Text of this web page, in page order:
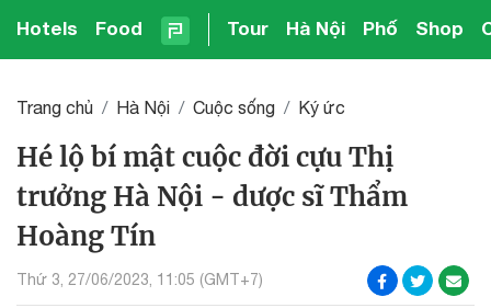
Hotels Food Tour Hà Nội Phố Shop
Trang chủ Hà Nội Cuộc sống Ký ức
Hé lộ bí mật cuộc đời cựu Thị
trưởng Hà Nội - dược sĩ Thẩm
Hoàng Tín
Thứ 3, 27/06/2023, 11:05 (GMT+7)